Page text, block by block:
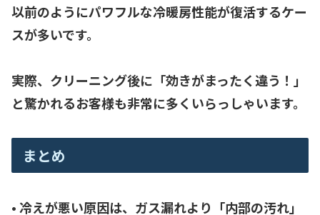
以前のようにパワフルな冷暖房性能が復活するケー
スが多いです。
実際、クリーニング後に「効きがまったく違う！」
と驚かれるお客様も非常に多くいらっしゃいます。
まとめ
• 冷えが悪い原因は、ガス漏れより「内部の汚れ」